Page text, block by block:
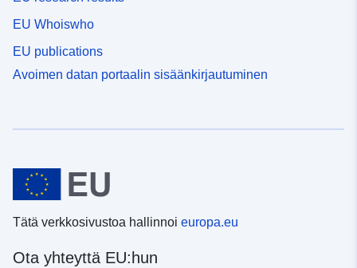
EU Whoiswho
EU publications
Avoimen datan portaalin sisäänkirjautuminen
Tätä verkkosivustoa hallinnoi europa.eu
Ota yhteyttä EU:hun